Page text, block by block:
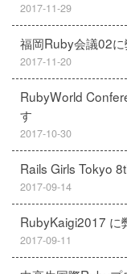
2017-11-29
福岡Ruby会議02
2017-11-20
RubyWorld
す
2017-10-30
Rails Girls Tokyo
2017-09-14
RubyKaigi2017 に
2017-09-11